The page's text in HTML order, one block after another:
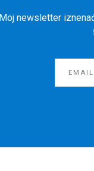
Moj newsletter